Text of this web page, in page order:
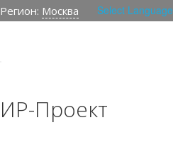
Регион: Москва Select Language
ИР-Проект